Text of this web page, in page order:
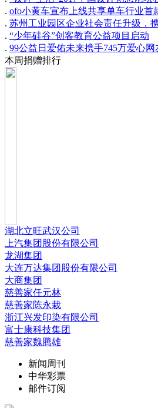
. ofo小黄车宣布上线共享单车行业首
. 苏州工业园区企业社会责任升级，
. “少年硅谷”创客教育公益项目启动
. 99公益日爱佑未来携手745万爱心
本周捐赠排行
湖北立旺武汉公司
上汽集团股份有限公司
龙湖集团
大连万达集团股份有限公司
大商集团
慈善家任元林
慈善家陈永栽
浙江兴发印染有限公司
富士康科技集团
慈善家魏腾雄
新闻周刊
中华彩票
邮件订阅